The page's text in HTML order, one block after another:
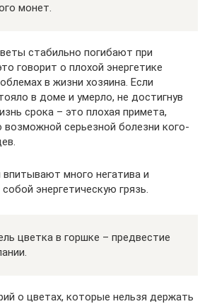
монет.
стабильно погибают при
говорит о плохой энергетике
в жизни хозяина. Если
в доме и умерло, не достигнув
срока – это плохая примета,
возможной серьезной болезни кого-
много негатива и
энергетическую грязь.
цветка в горшке – предвестие
о цветах, которые нельзя держать